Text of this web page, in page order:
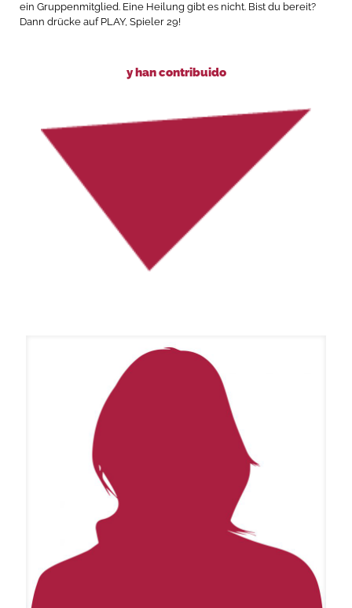
ein Gruppenmitglied. Eine Heilung gibt es nicht. Bist du bereit?
Dann drücke auf PLAY, Spieler 29!
y han contribuido